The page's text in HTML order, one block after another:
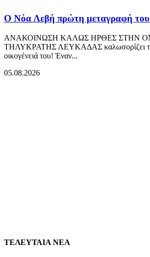
Ο Νόα Λεβή πρώτη μεταγραφή
ΑΝΑΚΟΙΝΩΣΗ ΚΑΛΩΣ ΗΡΘΕΣ ΣΤΗΝ
ΤΗΛΥΚΡΑΤΗΣ ΛΕΥΚΑΔΑΣ καλωσορίζει
οικογένειά του! Έναν...
05.08.2026
ΤΕΛΕΥΤΑΙΑ ΝΕΑ